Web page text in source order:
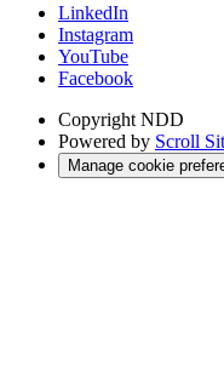
LinkedIn
Instagram
YouTube
Facebook
Copyright NDD
Powered by Scroll
Manage cookie